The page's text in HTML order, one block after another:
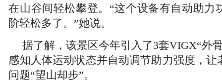
在山谷间轻松攀登。“这个设备有自动助力
阶轻松多了。”她说。
据了解，该景区今年引入了3套VIGX“外
感知人体运动状态并自动调节助力强度，让
问题“望山却步”。